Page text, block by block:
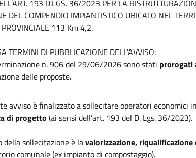
193 D.LGS. 36/2023 PER LA
DEL COMPENDIO IMPIANTISTICO UBICATO NEL
113 Km 4,2.
TERMINI DI PUBBLICAZIONE DELL'AVVISO:
n. 906 del 29/06/2026 sono stati prorogati
delle proposte.
avviso è finalizzato a sollecitare operatori economici
di progetto (ai sensi dell’art. 193 del D. Lgs. 36/2023).
della sollecitazione è lavalorizzazione, riqualificazione
comunale (ex impianto di compostaggio).